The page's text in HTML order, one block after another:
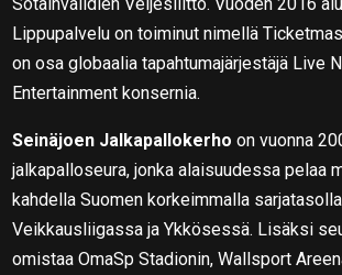
Lippupalvelu on toiminut nimellä
on osa globaalia tapahtumajärjestäjä Live
Entertainment konsernia.
Seinäjoen Jalkapallokerho on vuonna
jalkapalloseura, jonka alaisuudessa pelaa
kahdella Suomen korkeimmalla
Veikkausliigassa ja Ykkösessä. Lisäksi
omistaa OmaSp Stadionin, Wallsport